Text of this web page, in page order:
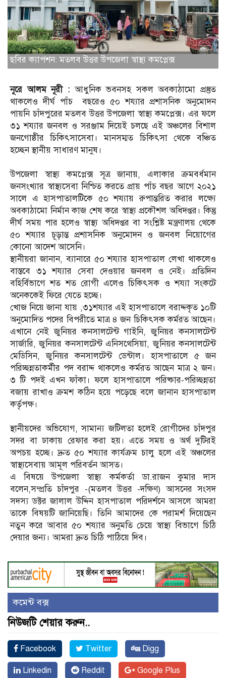
ছবির ক্যাপশন: মতলব উত্তর উপজেলা স্বাস্থ্য কমপ্লেক্স
নূরে আলম নূরী :আধুনিক ভবনসহ সকল অবকাঠামো প্রস্তুত
থাকলেও দীর্ঘ পাঁচ বছরেও ৫০ শয্যার প্রশাসনিক অনুমোদন
পায়নি চাঁদপুরের মতলব উত্তর উপজেলা স্বাস্থ্য কমপ্লেক্স। এর ফলে
৩১ শয্যার জনবল ও সরঞ্জাম দিয়েই চলছে এই অঞ্চলের বিশাল
জনগোষ্ঠীর চিকিৎসাসেবা। মানসম্মত চিকিৎসা থেকে বঞ্চিত
হচ্ছেন স্থানীয় সাধারণ মানুষ।
উপজেলা স্বাস্থ্য কমপ্লেক্স সূত্র জানায়, এলাকার ক্রমবর্ধমান
জনসংখ্যার স্বাস্থ্যসেবা নিশ্চিত করতে প্রায় পাঁচ বছর আগে ২০২১
সালে এ হাসপাতালটিকে ৫০ শয্যায় রুপান্তরিত করার লক্ষ্যে
অবকাঠামো নির্মান কাজ শেষ করে স্বাস্থ্য প্রকৌশল অধিদপ্তর। কিন্তু
দীর্ঘ সময় পার হলেও স্বাস্থ্য অধিদপ্তর বা সংশ্লিষ্ট মন্ত্রণালয় থেকে
৫০ শয্যার চূড়ান্ত প্রশাসনিক অনুমোদন ও জনবল নিয়োগের
কোনো আদেশ আসেনি।
স্থানীয়রা জানান, ব্যানারে ৫০ শয্যার হাসপাতাল লেখা থাকলেও
বাস্তবে ৩১ শয্যার সেবা দেওয়ার জনবল ও নেই। প্রতিদিন
বহির্বিভাগে শত শত রোগী এলেও চিকিৎসক ও শয্যা সংকটে
অনেককেই ফিরে যেতে হচ্ছে।
খোজ নিয়ে জানা যায় ,৩১শয্যার এই হাসপাতালে বরাদ্দকৃত ১০টি
অনুমোদিত পদের বিপরীতে মাত্র ৪ জন চিকিৎসক কর্মরত আছেন।
এখানে নেই জুনিয়র কনসালটেন্ট গাইনি, জুনিয়র কনসালটেন্ট
সার্জারি, জুনিয়র কনসালটেন্ট এনিসথেসিয়া, জুনিয়র কনসালটেন্ট
মেডিসিন, জুনিয়র কনসালটেন্ট ডেন্টাল। হাসপাতালে ৫ জন
পরিচ্ছন্নতাকর্মীর পদ বরাদ্দ থাকলেও কর্মরত আছেন মাত্র ২ জন।
৩ টি পদই এখন ফাঁকা। ফলে হাসপাতালে পরিষ্কার-পরিচ্ছন্নতা
বজায় রাখাও ক্রমশ কঠিন হয়ে পড়েছে বলে জানান হাসপাতাল
কর্তৃপক্ষ।
স্থানীয়দের অভিযোগ, সামান্য জটিলতা হলেই রোগীদের চাঁদপুর
সদর বা ঢাকায় রেফার করা হয়। এতে সময় ও অর্থ দুটিরই
অপচয় হচ্ছে। দ্রুত ৫০ শয্যার কার্যক্রম চালু হলে এই অঞ্চলের
স্বাস্থ্যসেবায় আমূল পরিবর্তন আসত।
এ বিষয়ে উপজেলা স্বাস্থ্য কর্মকর্তা ডা.রাজন কুমার দাস
বলেন,সম্প্রতি চাঁদপুর -(মতলব উত্তর -দক্ষিণ) আসনের সংসদ
সদস্য ডক্টর জালাল উদ্দিন হাসপাতাল পরিদর্শনে আসলে আমরা
তাকে বিষয়টি জানিয়েছি। তিনি আমাদের কে পরামর্শ দিয়েছেন
নতুন করে আবার ৫০ শয্যার অনুমতি চেয়ে স্বাস্থ্য বিভাগে চিঠি
দেয়ার জন্য। আমরা দ্রুত চিঠি পাঠিয়ে দিব।
কমেন্ট বক্স
নিউজটি শেয়ার করুন..
Facebook Twitter Digg
Linkedin Reddit Google Plus